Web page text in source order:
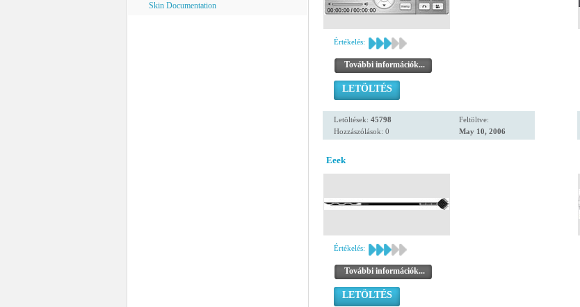
Skin Documentation
Értékelés:
További információk...
LETÖLTÉS
Letöltések: 45798
Hozzászólások: 0
Feltöltve:
May 10, 2006
Eeek
Értékelés:
További információk...
LETÖLTÉS